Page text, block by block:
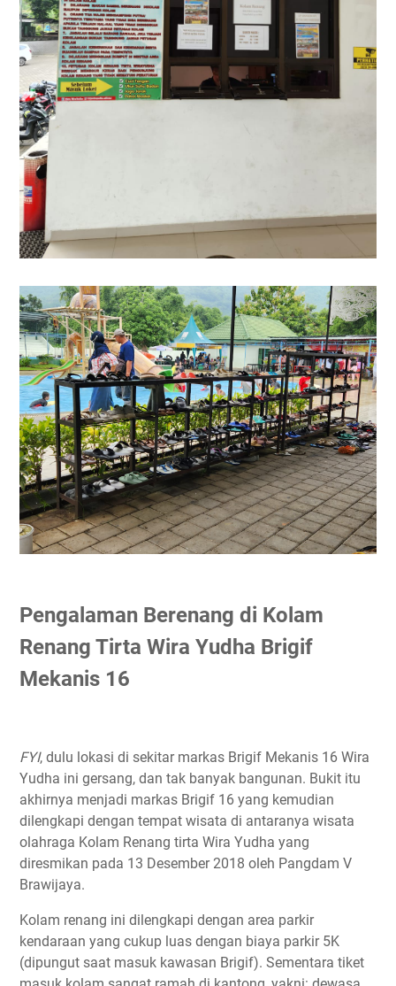
Pengalaman Berenang di Kolam
Renang Tirta Wira Yudha Brigif
Mekanis 16
FYI, dulu lokasi di sekitar markas Brigif Mekanis 16 Wira
Yudha ini gersang, dan tak banyak bangunan. Bukit itu
akhirnya menjadi markas Brigif 16 yang kemudian
dilengkapi dengan tempat wisata di antaranya wisata
olahraga Kolam Renang tirta Wira Yudha yang
diresmikan pada 13 Desember 2018 oleh Pangdam V
Brawijaya.
Kolam renang ini dilengkapi dengan area parkir
kendaraan yang cukup luas dengan biaya parkir 5K
(dipungut saat masuk kawasan Brigif). Sementara tiket